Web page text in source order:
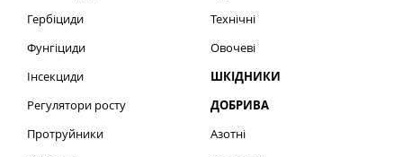
Гербіциди
Фунгіциди
Інсекциди
Регулятори росту
Протруйники
Технічні
Овочеві
ШКІДНИКИ
ДОБРИВА
Азотні